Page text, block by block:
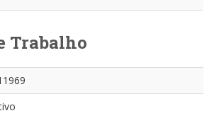
Trabalho